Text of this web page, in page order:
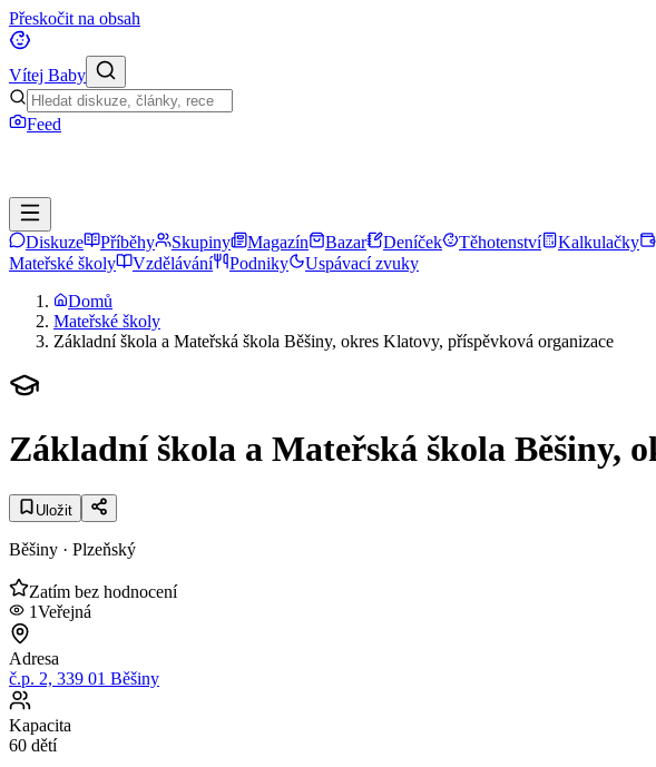
Přeskočit na obsah
Vítej Baby
Feed
Diskuze Příběhy Skupiny Magazín Bazar Deníček Těhotenství Kalkulačky
Mateřské školy
Vzdělávání Podniky
Uspávací zvuky
Domů
Mateřské školy
Základní škola a Mateřská škola Běšiny, okres Klatovy, příspěvková organizace
Základní škola a Mateřská škola Běšiny,
Uložit
Běšiny · Plzeňský
Zatím bez hodnocení
1Veřejná
Adresa
č.p. 2, 339 01 Běšiny
Kapacita
60 dětí